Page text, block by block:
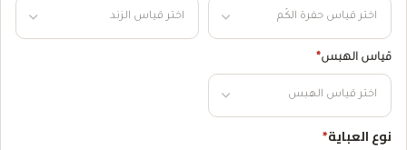
قياس الهبس*
نوع العباية*